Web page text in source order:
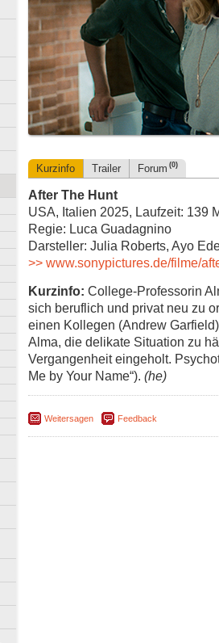
Kurzinfo Trailer Forum (0)
After The Hunt
USA, Italien 2025, Laufzeit: 139
Regie: Luca Guadagnino
Darsteller: Julia Roberts, Ayo
>> www.sonypictures.de/filme/
Kurzinfo: College-Professorin
sich beruflich und privat neu zu
einen Kollegen (Andrew
Alma, die delikate Situation zu
Vergangenheit eingeholt.
Me by Your Name“). (he)
Weitersagen Feedback